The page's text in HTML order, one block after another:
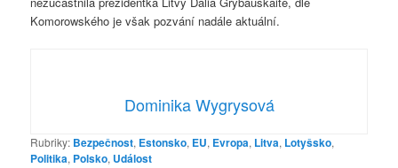
Komorowského je však pozvání nadále aktuální.
Dominika Wygrysová
Rubriky: Bezpečnost, Estonsko, EU, Evropa, Litva, Lotyšsko,
Politika, Polsko, Událost